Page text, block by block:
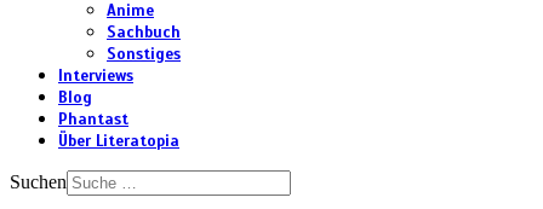
Anime
Sachbuch
Sonstiges
Interviews
Blog
Phantast
Über Literatopia
Suchen